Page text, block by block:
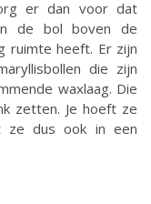
er dan voor dat
de bol boven de
ruimte heeft. Er zijn
die zijn
waxlaag. Die
zetten. Je hoeft ze
ze dus ook in een